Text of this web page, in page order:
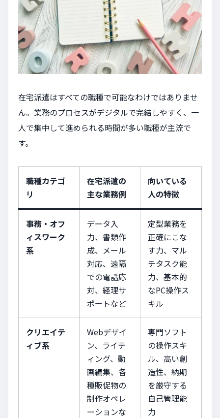
在宅派遣はすべての職種で可能なわけではありませ
ん。業務のプロセスがデジタルで完結しやすく、一
人で集中して進められる時間が多い職種が主流で
す。
職種カテゴ
リ
在宅派遣の
主な業務例
向いている
人の特徴
事務・オフ
ィスワーク
系
データ入
力、書類作
成、メール
対応、遠隔
での電話応
対、経理サ
ポートなど
定型業務を
正確にこな
す力、マル
チタスク能
力、基本的
なPC操作ス
キル
クリエイテ
ィブ系
Webデザイ
ン、ライテ
ィング、動
画編集、各
種販促物の
制作オペレ
ーションな
専門ソフト
の操作スキ
ル、高い創
造性、納期
を厳守する
自己管理能
力